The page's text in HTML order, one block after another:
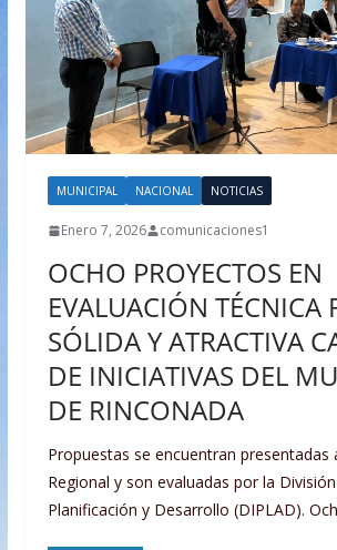
MUNICIPAL NACIONAL NOTICIAS
Enero 7, 2026 comunicaciones1
OCHO PROYECTOS EN
EVALUACIÓN TÉCNICA
SÓLIDA Y ATRACTIVA
DE INICIATIVAS DEL
DE RINCONADA
Propuestas se encuentran presentadas
Regional y son evaluadas por la
Planificación y Desarrollo (DIPLAD).